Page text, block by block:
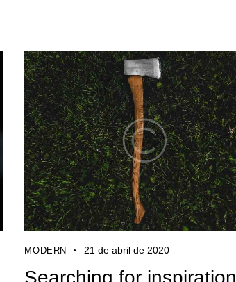
MODERN 21 de abril de 2020
Searching for inspiration